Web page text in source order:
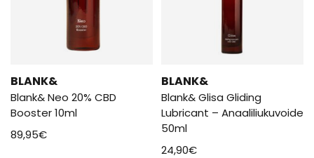
BLANK&
Blank& Neo 20% CBD
Booster 10ml
89,95€
BLANK&
Blank& Glisa Gliding
Lubricant – Anaaliliukuvoide
50ml
24,90€